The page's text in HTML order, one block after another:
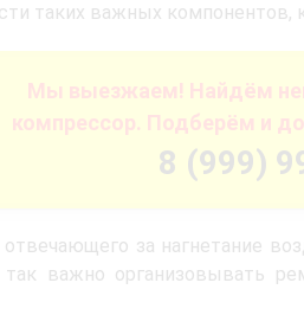
таких важных компонентов,
Мы выезжаем! Найдём
компрессор. Подберём и
8 (999)
отвечающего за нагнетание
важно организовывать